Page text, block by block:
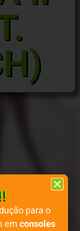
para o
em consoles